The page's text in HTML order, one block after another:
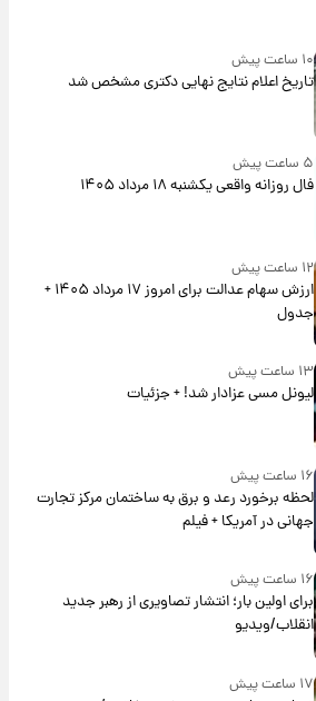
۱۰ ساعت پیش
تاریخ اعلام نتایج نهایی دکتری مشخص شد
۵ ساعت پیش
فال روزانه واقعی یکشنبه ۱۸ مرداد ۱۴۰۵
۱۲ ساعت پیش
ارزش سهام عدالت برای امروز ۱۷ مرداد ۱۴۰۵ +
جدول
۱۳ ساعت پیش
لیونل مسی عزادار شد! + جزئیات
۱۶ ساعت پیش
لحظه برخورد رعد و برق به ساختمان مرکز تجارت
جهانی در آمریکا + فیلم
۱۶ ساعت پیش
برای اولین بار؛ انتشار تصاویری از رهبر جدید
انقلاب/ویدیو
۱۷ ساعت پیش